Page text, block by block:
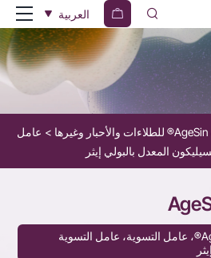
العربية
عامل
المعدل بالبولي إيثر
إضافات الطلاء والحبر AgeSin®، عامل التسوية، عامل التسوية